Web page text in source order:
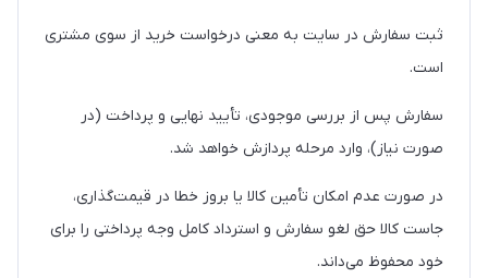
ثبت سفارش در سایت به معنی درخواست خرید از سوی مشتری
است.
سفارش پس از بررسی موجودی، تأیید نهایی و پرداخت (در
صورت نیاز)، وارد مرحله پردازش خواهد شد.
در صورت عدم امکان تأمین کالا یا بروز خطا در قیمت‌گذاری،
جاست کالا حق لغو سفارش و استرداد کامل وجه پرداختی را برای
خود محفوظ می‌داند.